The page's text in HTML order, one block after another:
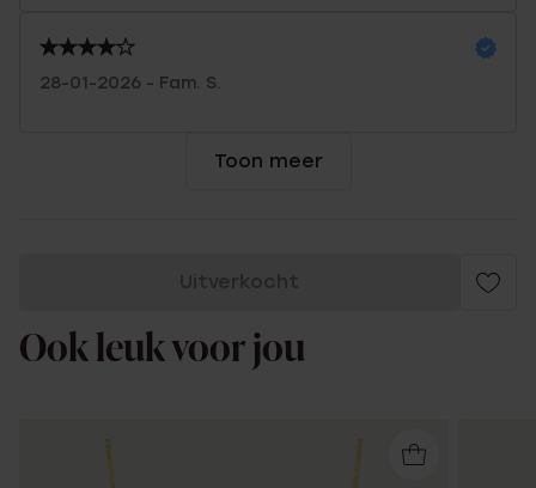
28-01-2026 - Fam. S.
Toon meer
Uitverkocht
Ook leuk voor jou